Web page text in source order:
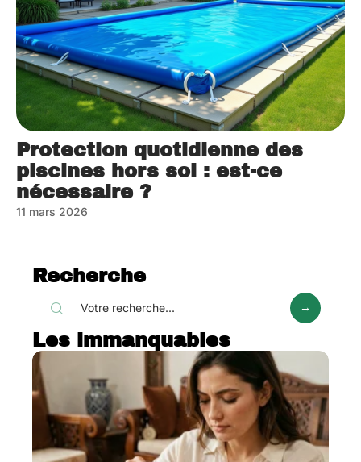
Protection quotidienne des
piscines hors sol : est-ce
nécessaire ?
11 mars 2026
Recherche
Les immanquables